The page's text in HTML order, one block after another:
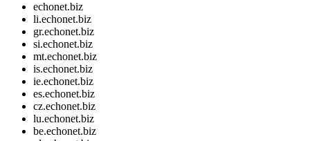
echonet.biz
li.echonet.biz
gr.echonet.biz
si.echonet.biz
mt.echonet.biz
is.echonet.biz
ie.echonet.biz
es.echonet.biz
cz.echonet.biz
lu.echonet.biz
be.echonet.biz